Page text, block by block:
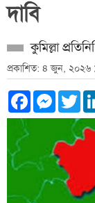
দাবি
কুমিল্লা
প্রকাশিত: ৪ জুন, ২০২৬
Facebook